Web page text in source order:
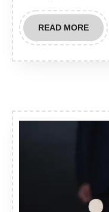
READ MOREREAD
MORE